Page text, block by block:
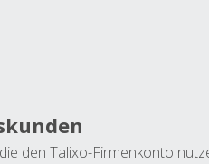
den Talixo-Firmenkonto